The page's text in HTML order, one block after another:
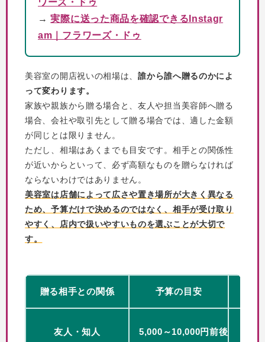
ワーズ・ドゥ
→実際に送った商品を確認できるInstagr
am｜フラワーズ・ドゥ
美容室の開店祝いの相場は、誰から誰へ贈るのかによ
って変わります。
家族や親族から贈る場合と、友人や担当美容師へ贈る
場合、会社や取引先として贈る場合では、適した金額
が同じとは限りません。
ただし、相場はあくまでも目安です。相手との関係性
が近いからといって、必ず高額なものを贈らなければ
ならないわけではありません。
美容室は店舗によって広さや置き場所が大きく異なる
ため、予算だけで決めるのではなく、相手が受け取り
やすく、店内で扱いやすいものを選ぶことが大切で
す。
贈る相手との関係 予算の目安
友人・知人 5,000～10,000円前後